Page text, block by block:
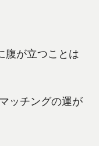
腹が立つことは
ッチングの運が